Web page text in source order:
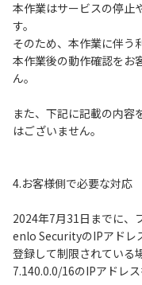
本作業はサービスの停止
す。
そのため、本作業に伴う
本作業後の動作確認をお
ん。
また、下記に記載の内容
はございません。
4.お客様側で必要な対応
2024年7月31日までに、
enlo SecurityのIPアドレ
登録して制限されている
7.140.0.0/16のIPアドレ